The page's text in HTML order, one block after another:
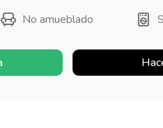
No amueblado